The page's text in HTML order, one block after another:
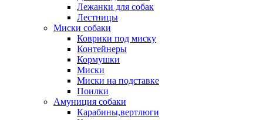
Лежанки для собак
Лестницы
Миски собаки
Коврики под миску
Контейнеры
Кормушки
Миски
Миски на подставке
Поилки
Амуниция собаки
Карабины,вертлюги